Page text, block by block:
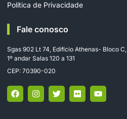
Política de Privacidade
Fale conosco
Sgas 902 Lt 74, Edifício Athenas- Bloco C,
1º andar Salas 120 a 131
CEP: 70390-020